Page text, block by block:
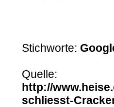
Stichworte:
Quelle:
http://
schliesst-